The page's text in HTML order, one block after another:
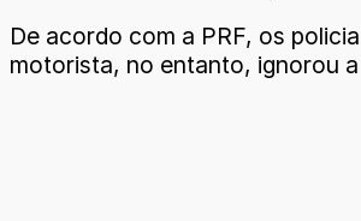
De acordo com a PRF, os
motorista, no entanto, ignorou